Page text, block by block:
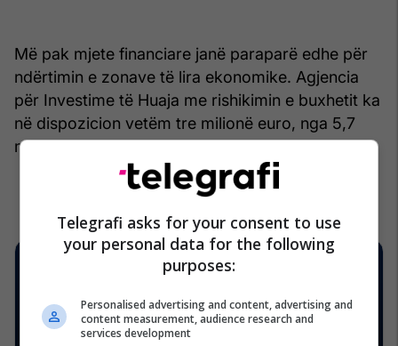
Më pak mjete financiare janë paraparë edhe për
ndërtimin e zonave të lira ekonomike. Agjencia
për Investime të Huaja me rishikimin e buxhetit ka
në dispozicion vetëm tre milionë euro, nga 5,7
milionq të parashikuara më parë. /Telegrafi/
Telegrafi asks for your consent to use
your personal data for the following
purposes:
Personalised advertising and content, advertising and
content measurement, audience research and
services development